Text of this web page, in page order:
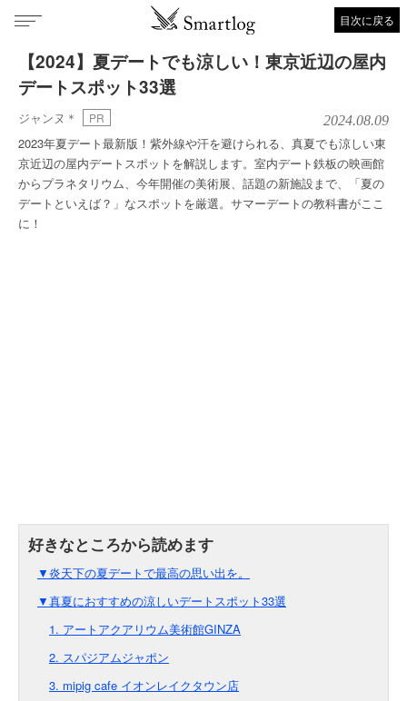
目次に戻る
【2024】夏デートでも涼しい！東京近辺の屋内
デートスポット33選
ジャンヌ＊ PR 2024.08.09
2023年夏デート最新版！紫外線や汗を避けられる、真夏でも涼しい東
京近辺の屋内デートスポットを解説します。室内デート鉄板の映画館
からプラネタリウム、今年開催の美術展、話題の新施設まで、「夏の
デートといえば？」なスポットを厳選。サマーデートの教科書がここ
に！
▼炎天下の夏デートで最高の思い出を。
▼真夏におすすめの涼しいデートスポット33選
1. アートアクアリウム美術館GINZA
2. スパジアムジャポン
3. mipig cafe イオンレイクタウン店